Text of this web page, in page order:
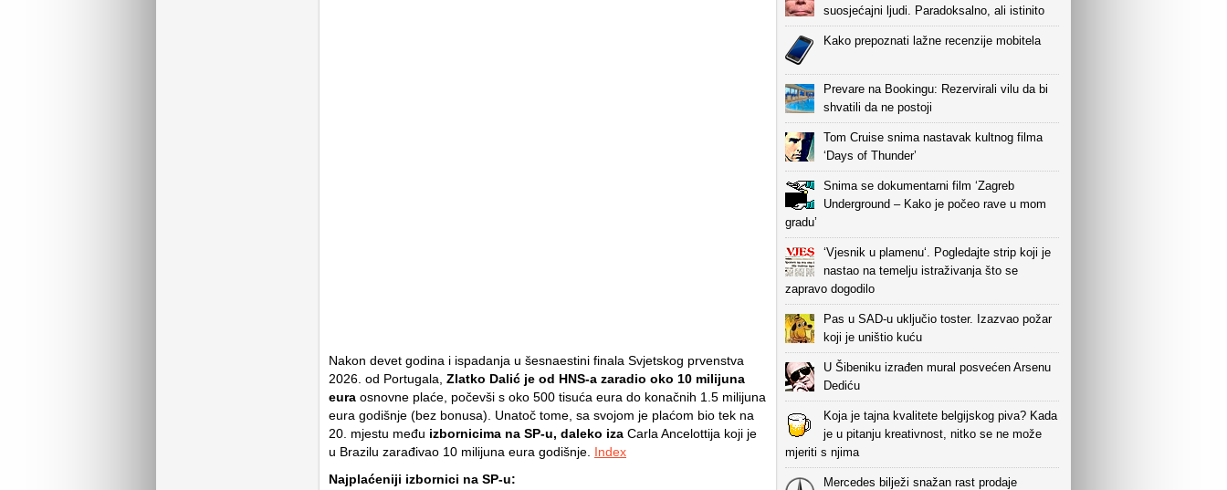
Nakon devet godina i ispadanja u šesnaestini finala Svjetskog prvenstva
2026. od Portugala, Zlatko Dalić je od HNS-a zaradio oko 10 milijuna
eura osnovne plaće, počevši s oko 500 tisuća eura do konačnih 1.5 milijuna
eura godišnje (bez bonusa). Unatoč tome, sa svojom je plaćom bio tek na
20. mjestu među izbornicima na SP-u, daleko iza Carla Ancelottija koji je
u Brazilu zarađivao 10 milijuna eura godišnje. Index
Najplaćeniji izbornici na SP-u:
suosjećajni ljudi. Paradoksalno, ali istinito
Kako prepoznati lažne recenzije mobitela
Prevare na Bookingu: Rezervirali vilu da bi
shvatili da ne postoji
Tom Cruise snima nastavak kultnog filma
‘Days of Thunder’
Snima se dokumentarni film ‘Zagreb
Underground – Kako je počeo rave u mom
gradu’
‘Vjesnik u plamenu‘. Pogledajte strip koji je
nastao na temelju istraživanja što se
zapravo dogodilo
Pas u SAD-u uključio toster. Izazvao požar
koji je uništio kuću
U Šibeniku izrađen mural posvećen Arsenu
Dediću
Koja je tajna kvalitete belgijskog piva? Kada
je u pitanju kreativnost, nitko se ne može
mjeriti s njima
Mercedes bilježi snažan rast prodaje